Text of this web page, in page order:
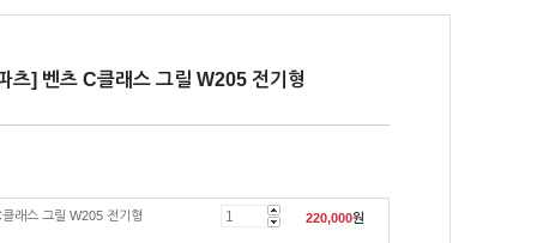
츠] 벤츠 C클래스 그릴 W205 전기형
래스 그릴 W205 전기형
220,000원